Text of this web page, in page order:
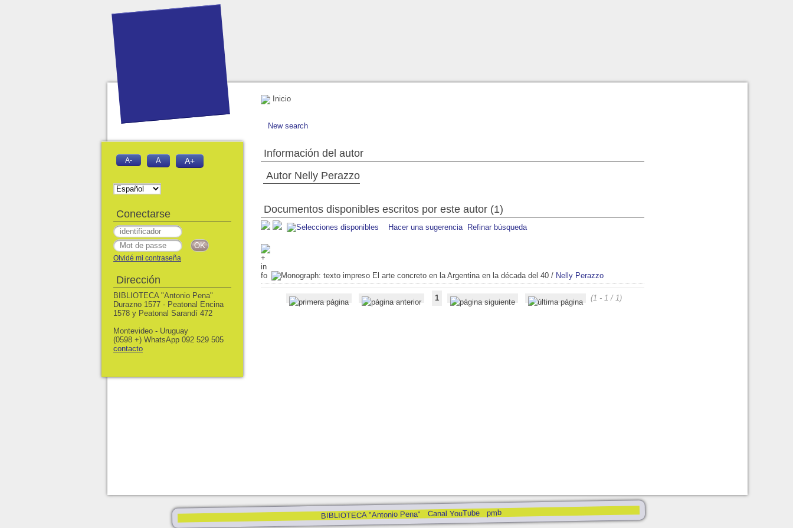
Inicio
New search
Información del autor
Autor Nelly Perazzo
Documentos disponibles escritos por este autor (1)
Hacer una sugerencia Refinar búsqueda
El arte concreto en la Argentina en la década del 40 / Nelly Perazzo
1 (1 - 1 / 1)
BIBLIOTECA "Antonio Pena" Canal YouTube pmb
A- A A+
Conectarse
Olvidé mi contraseña
Dirección
BIBLIOTECA "Antonio Pena"
Durazno 1577 - Peatonal Encina
1578 y Peatonal Sarandí 472
Montevideo - Uruguay
(0598 +) WhatsApp 092 529 505
contacto